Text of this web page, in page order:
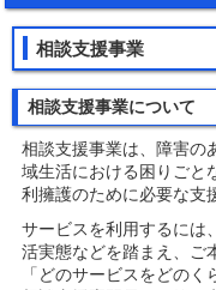
相談支援事業
相談支援事業について
相談支援事業は、障害の
域生活における困りごと
利擁護のために必要な支
サービスを利用するには
活実態などを踏まえ、ご
「どのサービスをどの